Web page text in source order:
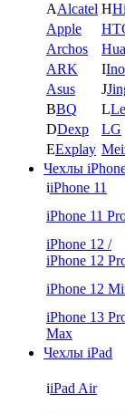
AAlcatel H
Apple
Archos
ARK
I
Asus
J
BBQ L
DDexp LG
EExplay
Чехлы
iiPhone 11
iPhone 11
iPhone 12 /
iPhone 12
iPhone 12
iPhone 13
Max
Чехлы iPad
iiPad Air